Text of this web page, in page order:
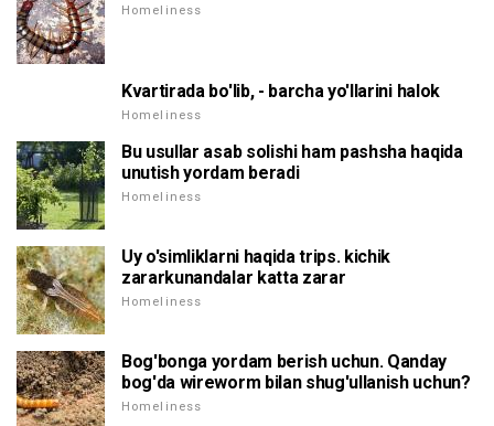
Homeliness
Kvartirada bo'lib, - barcha yo'llarini halok
Homeliness
Bu usullar asab solishi ham pashsha haqida
unutish yordam beradi
Homeliness
Uy o'simliklarni haqida trips. kichik
zararkunandalar katta zarar
Homeliness
Bog'bonga yordam berish uchun. Qanday
bog'da wireworm bilan shug'ullanish uchun?
Homeliness